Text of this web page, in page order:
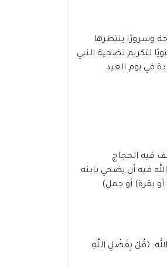
في طيّاتها فرحة وسرورًا ينتظرها
لتكريم تضحية النبي
في يوم العيد
فيه الحجاج
فيه أن يضحي بابنه
أو بقرة) أو جمل)
﴿قُلْ بِفَضْلِ اللَّهِ